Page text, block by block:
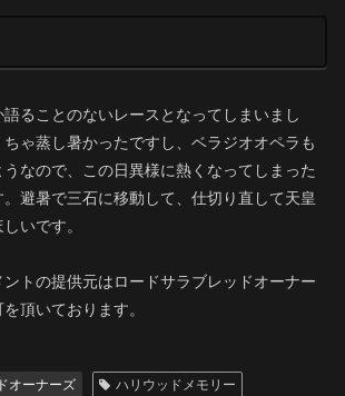
ることのないレースとなってしまいまし
ゃ蒸し暑かったですし、ベラジオオペラも
なので、この日異様に熱くなってしまった
避暑で三石に移動して、仕切り直して天皇
いです。
トの提供元はロードサラブレッドオーナー
頂いております。
オーナーズ
ハリウッドメモリー